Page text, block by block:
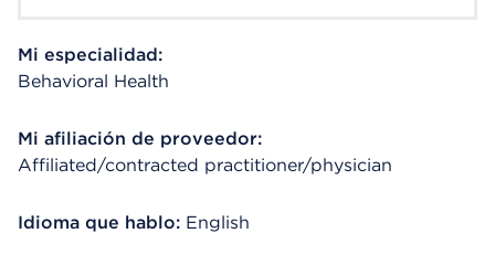
Mi especialidad:
Behavioral Health
Mi afiliación de proveedor:
Affiliated/contracted practitioner/physician
Idioma que hablo: English